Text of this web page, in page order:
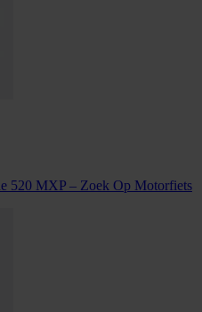
520 MXP – Zoek Op Motorfiets